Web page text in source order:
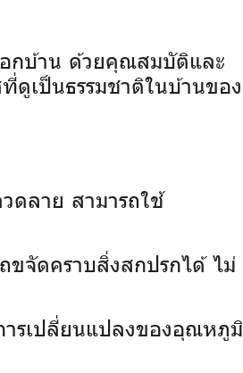
กบ้าน ด้วยคุณสมบัติและ
ดูเป็นธรรมชาติในบ้านของ
ดลาย สามารถใช้
ขจัดคราบสิ่งสกปรกได้ ไม่
ารเปลี่ยนแปลงของอุณหภูมิ